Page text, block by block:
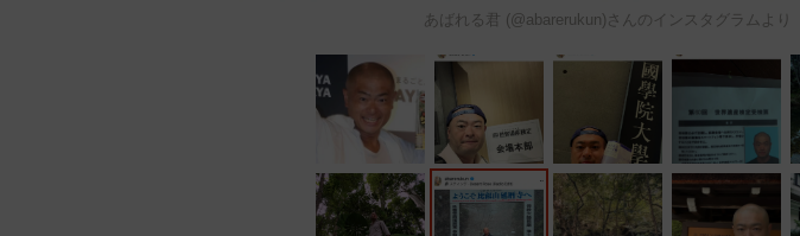
あばれる君 (@abarerukun)さんのインスタグラムより